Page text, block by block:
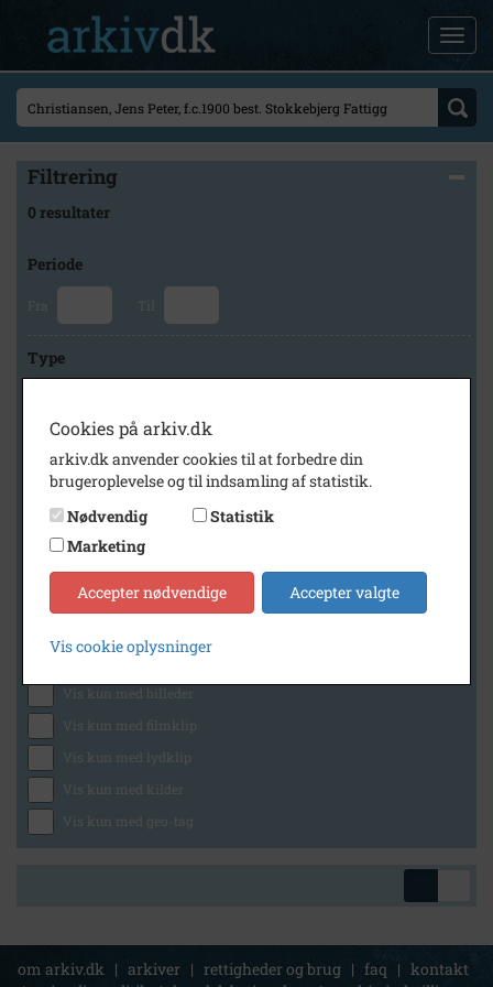
Filtrering
0 resultater
Periode
Fra Til
Type
Arkiv
Svinninge Lokalhistoriske Arkiv
Generelt
Vis kun med billeder
Vis kun med filmklip
Vis kun med lydklip
Vis kun med kilder
Vis kun med geo-tag
om arkiv.dk | arkiver | rettigheder og brug | faq | kontakt
Cookies på arkiv.dk
arkiv.dk anvender cookies til at forbedre din
brugeroplevelse og til indsamling af statistik.
Nødvendig
Statistik
Marketing
Accepter nødvendige Accepter valgte
Vis cookie oplysninger